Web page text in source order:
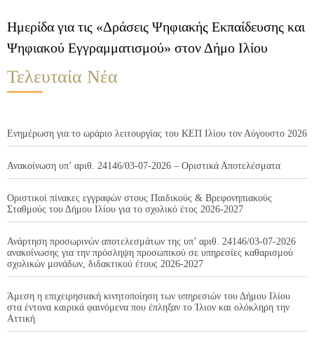
Ημερίδα για τις «Δράσεις Ψηφιακής Εκπαίδευσης και
Ψηφιακού Εγγραμματισμού» στον Δήμο Ιλίου
Τελευταία Νέα
Ενημέρωση για το ωράριο λειτουργίας του ΚΕΠ Ιλίου τον Αύγουστο 2026
Ανακοίνωση υπ’ αριθ. 24146/03-07-2026 – Οριστικά Αποτελέσματα
Οριστικοί πίνακες εγγραφών στους Παιδικούς & Βρεφονηπιακούς
Σταθμούς του Δήμου Ιλίου για το σχολικό έτος 2026-2027
Ανάρτηση προσωρινών αποτελεσμάτων της υπ’ αριθ. 24146/03-07-2026
ανακοίνωσης για την πρόσληψη προσωπικού σε υπηρεσίες καθαρισμού
σχολικών μονάδων, διδακτικού έτους 2026-2027
Άμεση η επιχειρησιακή κινητοποίηση των υπηρεσιών του Δήμου Ιλίου
στα έντονα καιρικά φαινόμενα που έπληξαν το Ίλιον και ολόκληρη την
Αττική